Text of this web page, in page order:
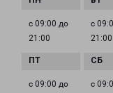
с 09:00 до
21:00
с
21:00
с 09:00 до
с